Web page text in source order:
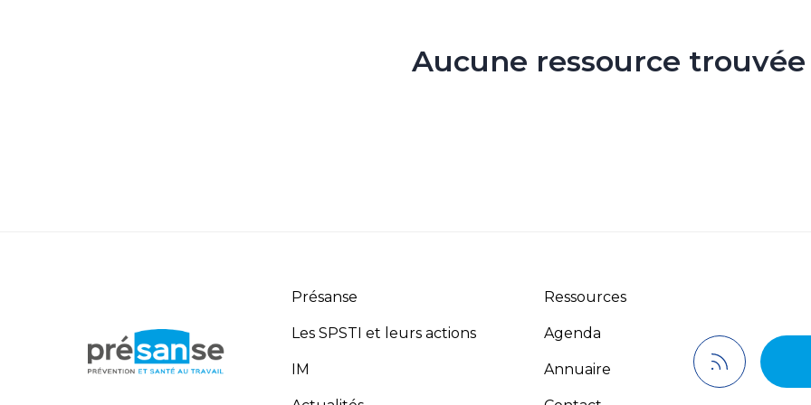
Aucune ressource trouvée
Présanse
Les SPSTI et leurs actions
IM
Ressources
Agenda
Annuaire